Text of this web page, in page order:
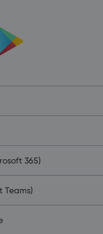
365)
Teams)